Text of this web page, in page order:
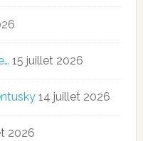
15 juillet 2026
14 juillet 2026
2026